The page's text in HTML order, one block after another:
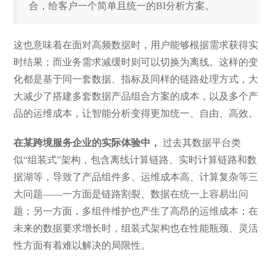
合，给客户一个简单且统一的BI分析方案。
这也意味着在面对高频数据时，用户能够根据需求获得实
时结果；而业务需求减缓时则可以切换为离线。这样的变
化都是基于同一套数据、指标及同样的链路处理方式，大
大减少了搭建多套数据产品组合方案的成本，以及多个产
品的运维成本，让智能分析变得更加统一、自由、高效。
在某跨境服务企业的实际体验中， 过去其数据平台类
似“组装式”架构，包含离线计算链路、实时计算链路和数
据湖等，导致了产品组件多、运维成本高、计算复杂等三
大问题——一方面是链路割裂、数据在统一上容易出问
题；另一方面，多组件维护也产生了高昂的运维成本；在
未来的数据要求增长时，组装式架构也在性能瓶颈、灵活
性方面有着难以解决的局限性。